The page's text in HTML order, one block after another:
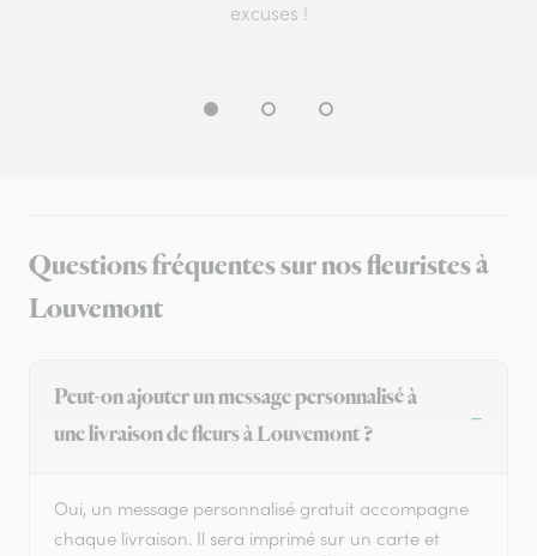
excuses !
Questions fréquentes sur nos fleuristes à
Louvemont
Peut-on ajouter un message personnalisé à
une livraison de fleurs à Louvemont ?
Oui, un message personnalisé gratuit accompagne
chaque livraison. Il sera imprimé sur un carte et